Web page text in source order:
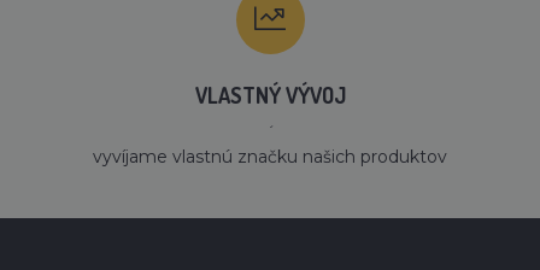
VLASTNÝ VÝVOJ
´
vyvíjame vlastnú značku našich produktov